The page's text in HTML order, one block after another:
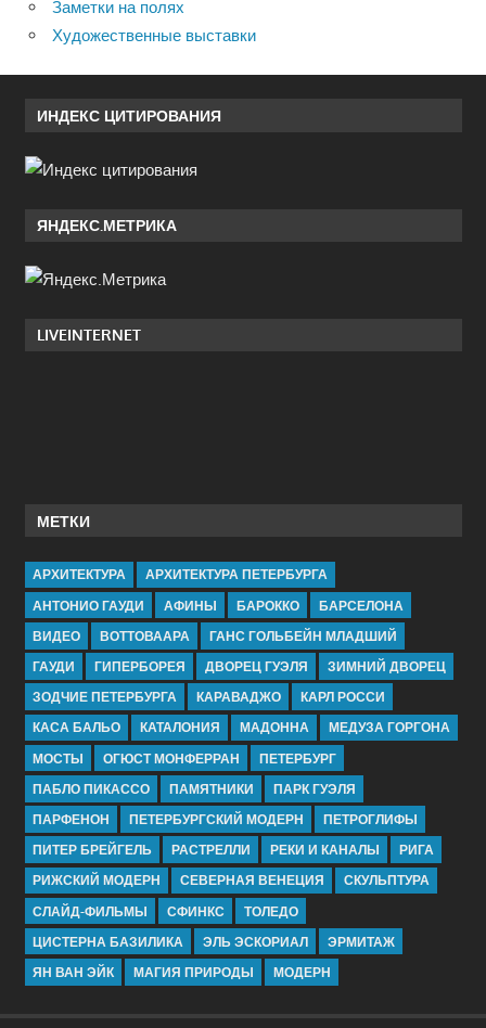
Заметки на полях
Художественные выставки
ИНДЕКС ЦИТИРОВАНИЯ
ЯНДЕКС.МЕТРИКА
LIVEINTERNET
МЕТКИ
АРХИТЕКТУРА
АРХИТЕКТУРА ПЕТЕРБУРГА
АНТОНИО ГАУДИ
АФИНЫ БАРОККО
БАРСЕЛОНА
ВИДЕО
ВОТТОВААРА
ГАНС ГОЛЬБЕЙН МЛАДШИЙ
ГАУДИ
ГИПЕРБОРЕЯ ДВОРЕЦ ГУЭЛЯ
ЗИМНИЙ ДВОРЕЦ
ЗОДЧИЕ ПЕТЕРБУРГА
КАРАВАДЖО
КАРЛ РОССИ
КАСА БАЛЬО
КАТАЛОНИЯ МАДОННА
МЕДУЗА ГОРГОНА
МОСТЫ
ОГЮСТ МОНФЕРРАН
ПЕТЕРБУРГ
ПАБЛО ПИКАССО
ПАМЯТНИКИ
ПАРК ГУЭЛЯ
ПАРФЕНОН
ПЕТЕРБУРГСКИЙ МОДЕРН
ПЕТРОГЛИФЫ
ПИТЕР БРЕЙГЕЛЬ
РАСТРЕЛЛИ РЕКИ И КАНАЛЫ
РИГА
РИЖСКИЙ МОДЕРН
СЕВЕРНАЯ ВЕНЕЦИЯ
СКУЛЬПТУРА
СЛАЙД-ФИЛЬМЫ
СФИНКС
ТОЛЕДО
ЦИСТЕРНА БАЗИЛИКА
ЭЛЬ ЭСКОРИАЛ
ЭРМИТАЖ
ЯН ВАН ЭЙК
МАГИЯ ПРИРОДЫ МОДЕРН